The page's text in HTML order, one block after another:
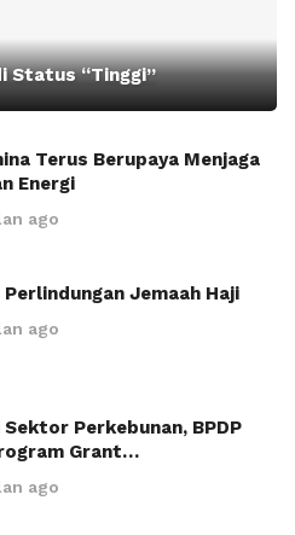
Status “Tinggi”
Terus Berupaya Menjaga
Energi
ago
Jemaah Haji
ago
Sektor Perkebunan, BPDP
Grant…
ago